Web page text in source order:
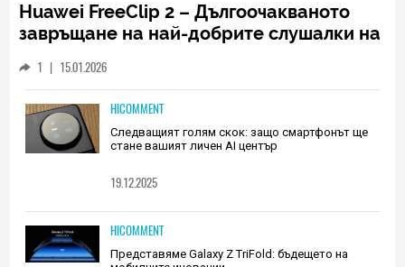
Huawei FreeClip 2 – Дългоочакваното
завръщане на най-добрите слушалки на
1 | 15.01.2026
HICOMMENT
Следващият голям скок: защо смартфонът ще
стане вашият личен AI център
19.12.2025
HICOMMENT
Представяме Galaxy Z TriFold: бъдещето на